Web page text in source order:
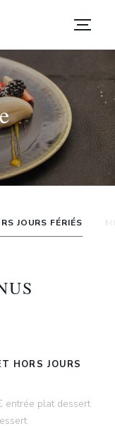
JOURS FÉRIÉS
HORS JOURS
entrée plat dessert